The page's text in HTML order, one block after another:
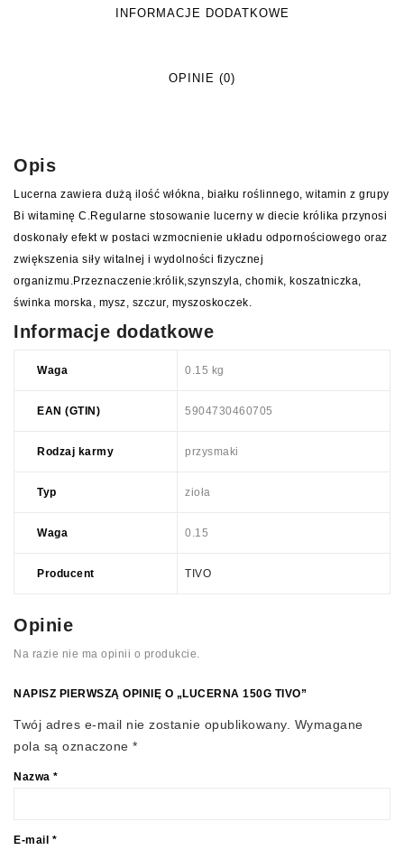
INFORMACJE DODATKOWE
OPINIE (0)
Opis
Lucerna zawiera dużą ilość włókna, białku roślinnego, witamin z grupy
Bi witaminę C.Regularne stosowanie lucerny w diecie królika przynosi
doskonały efekt w postaci wzmocnienie układu odpornościowego oraz
zwiększenia siły witalnej i wydolności fizycznej
organizmu.Przeznaczenie:królik,szynszyla, chomik, koszatniczka,
świnka morska, mysz, szczur, myszoskoczek.
Informacje dodatkowe
Waga 0.15 kg
EAN (GTIN) 5904730460705
Rodzaj karmy przysmaki
Typ zioła
Waga 0.15
Producent TIVO
Opinie
Na razie nie ma opinii o produkcie.
NAPISZ PIERWSZĄ OPINIĘ O „LUCERNA 150G TIVO”
Twój adres e-mail nie zostanie opublikowany. Wymagane
pola są oznaczone *
Nazwa *
E-mail *